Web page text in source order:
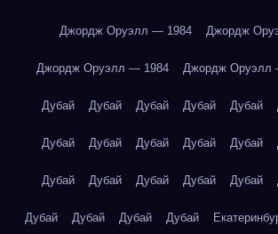
Джордж Оруэлл — 1984 Джордж
Джордж Оруэлл — 1984 Джордж Оруэлл
Дубай Дубай Дубай Дубай Дубай
Дубай Дубай Дубай Дубай Дубай
Дубай Дубай Дубай Дубай Дубай
Дубай Дубай Дубай Дубай